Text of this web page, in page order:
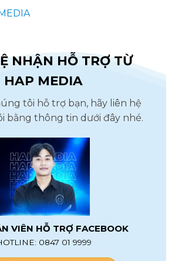
NHẬN HỖ TRỢ TỪ
HAP MEDIA
tôi hỗ trợ bạn, hãy liên hệ
bằng thông tin dưới đây nhé.
VIÊN HỖ TRỢ FACEBOOK
0847 01 9999